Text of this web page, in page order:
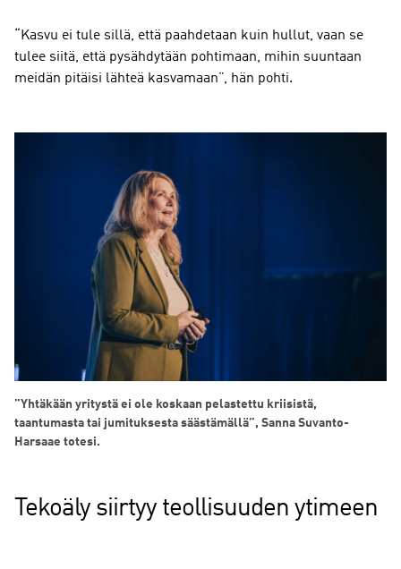
“Kasvu ei tule sillä, että paahdetaan kuin hullut, vaan se
tulee siitä, että pysähdytään pohtimaan, mihin suuntaan
meidän pitäisi lähteä kasvamaan”, hän pohti.
”Yhtäkään yritystä ei ole koskaan pelastettu kriisistä,
taantumasta tai jumituksesta säästämällä”, Sanna Suvanto-
Harsaae totesi.
Tekoäly siirtyy teollisuuden ytimeen